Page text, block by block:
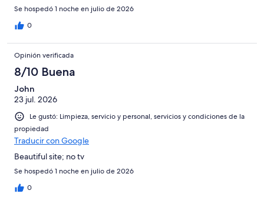
Se hospedó 1 noche en julio de 2026
0
Opinión verificada
8/10 Buena
John
23 jul. 2026
Le gustó: Limpieza, servicio y personal, servicios y condiciones de la
propiedad
Traducir con Google
Beautiful site; no tv
Se hospedó 1 noche en julio de 2026
0